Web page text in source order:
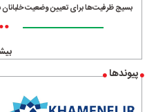
بسیج ظرفیت‌ها برای تعیین وضعیت
پیوندها